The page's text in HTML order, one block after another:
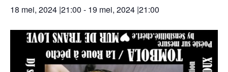
18 mei, 2024 |21:00 - 19 mei, 2024 |21:00